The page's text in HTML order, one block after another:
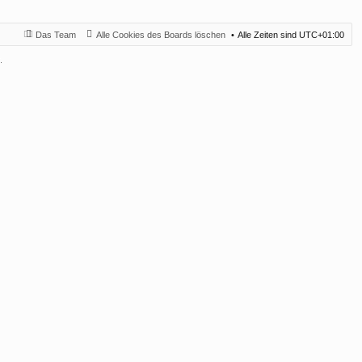
Alle Zeiten sind UTC+01:00
Alle Cookies des Boards löschen
Das Team